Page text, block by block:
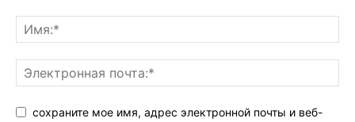
сохраните мое имя, адрес электронной почты и веб-